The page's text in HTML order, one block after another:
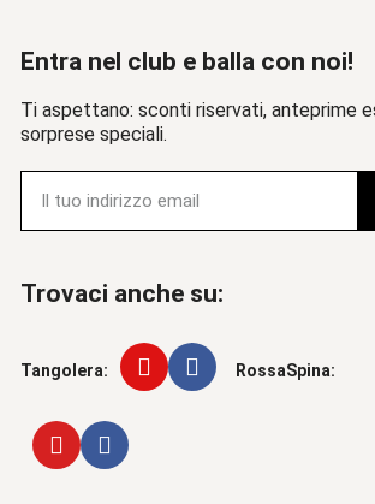
Entra nel club e balla con noi!
Ti aspettano: sconti riservati, anteprime
sorprese speciali.
Trovaci anche su:
Tangolera: RossaSpina: